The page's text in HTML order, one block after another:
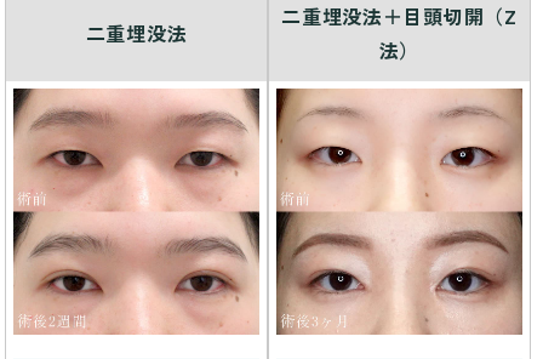
二重埋没法
二重埋没法＋目頭切開（Z
法）